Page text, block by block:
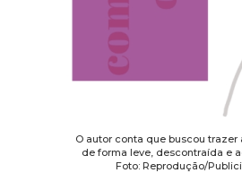
O autor conta que buscou
de forma leve, descontraída e
Foto: Reprodução/